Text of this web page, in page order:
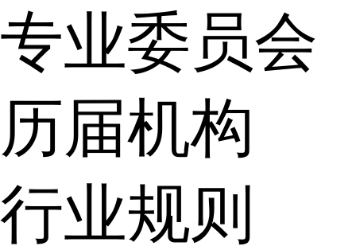
专业委员会
历届机构
行业规则